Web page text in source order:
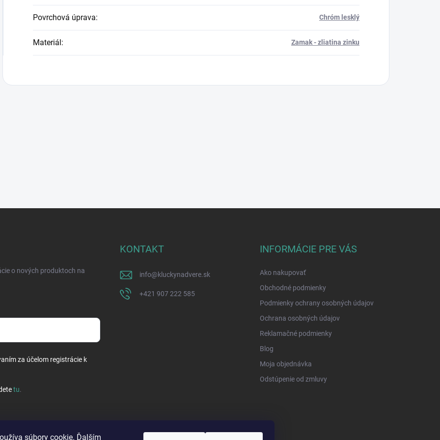
súbory cookie. Ďalším
Povrchová úprava: Chróm lesklý
Materiál : Zamak - zliatina zinku
o nových produktoch na
za účelom registrácie k
tu.
KONTAKT
info@kluckynadvere.sk
+421 907 222 585
INFORMÁCIE PRE VÁS
Ako nakupovať
Obchodné podmienky
Podmienky ochrany osobných údajov
Ochrana osobných údajov
Reklamačné podmienky
Blog
Moja objednávka
Odstúpenie od zmluvy